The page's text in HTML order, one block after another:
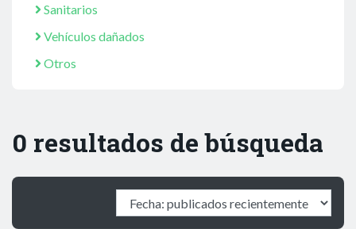
Sanitarios
Vehículos dañados
Otros
0 resultados de búsqueda